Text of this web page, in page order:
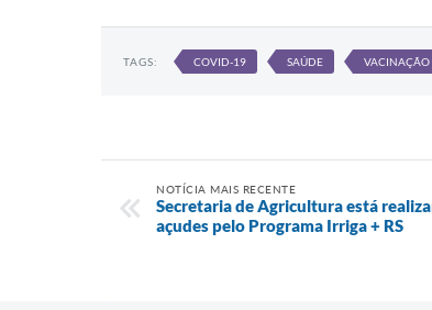
TAGS: COVID-19 SAÚDE VACINAÇÃO
NOTÍCIA MAIS RECENTE
Secretaria de Agricultura está
açudes pelo Programa Irriga + RS